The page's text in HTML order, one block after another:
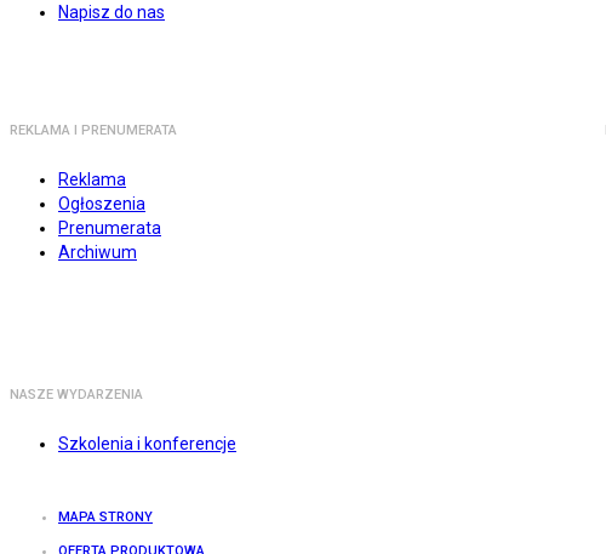
Napisz do nas
REKLAMA I PRENUMERATA
Reklama
Ogłoszenia
Prenumerata
Archiwum
NASZE WYDARZENIA
Szkolenia i konferencje
MAPA STRONY